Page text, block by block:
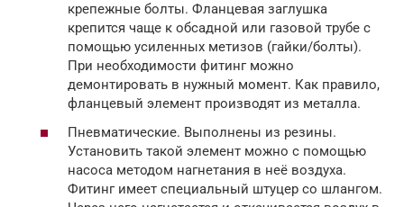
крепежные болты. Фланцевая заглушка
крепится чаще к обсадной или газовой трубе с
помощью усиленных метизов (гайки/болты).
При необходимости фитинг можно
демонтировать в нужный момент. Как правило,
фланцевый элемент производят из металла.
Пневматические. Выполнены из резины.
Установить такой элемент можно с помощью
насоса методом нагнетания в неё воздуха.
Фитинг имеет специальный штуцер со шлангом.